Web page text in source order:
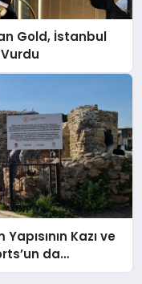
Gold, İstanbul
Kazı ve
da